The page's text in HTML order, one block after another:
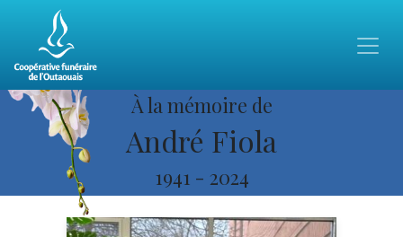
À la mémoire de
André Fiola
1941 - 2024